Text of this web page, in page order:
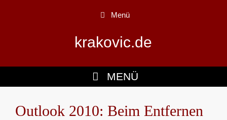
Menü
krakovic.de
MENÜ
Outlook 2010: Beim Entfernen